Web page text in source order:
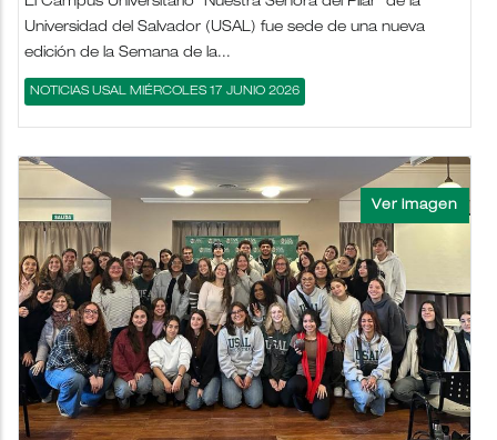
El Campus Universitario “Nuestra Señora del Pilar” de la
Universidad del Salvador (USAL) fue sede de una nueva
edición de la Semana de la...
NOTICIAS USAL MIÉRCOLES 17 JUNIO 2026